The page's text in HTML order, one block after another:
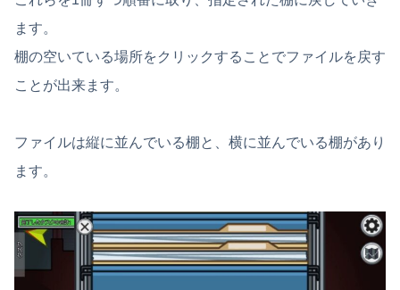
ます。
棚の空いている場所をクリックすることでファイルを戻す
ことが出来ます。
ファイルは縦に並んでいる棚と、横に並んでいる棚があり
ます。